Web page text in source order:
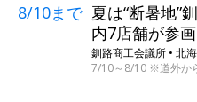
8/10まで 夏は“断暑地”
内7店舗が参画
釧路商工会議所 • 北
7/10～8/10 ※道外か